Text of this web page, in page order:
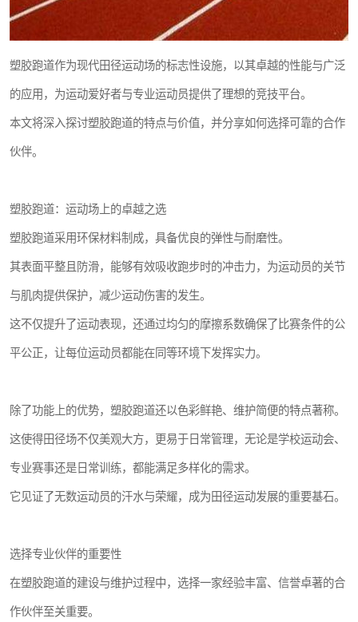
塑胶跑道作为现代田径运动场的标志性设施，以其卓越的性能与广泛
的应用，为运动爱好者与专业运动员提供了理想的竞技平台。
本文将深入探讨塑胶跑道的特点与价值，并分享如何选择可靠的合作
伙伴。
塑胶跑道：运动场上的卓越之选
塑胶跑道采用环保材料制成，具备优良的弹性与耐磨性。
其表面平整且防滑，能够有效吸收跑步时的冲击力，为运动员的关节
与肌肉提供保护，减少运动伤害的发生。
这不仅提升了运动表现，还通过均匀的摩擦系数确保了比赛条件的公
平公正，让每位运动员都能在同等环境下发挥实力。
除了功能上的优势，塑胶跑道还以色彩鲜艳、维护简便的特点著称。
这使得田径场不仅美观大方，更易于日常管理，无论是学校运动会、
专业赛事还是日常训练，都能满足多样化的需求。
它见证了无数运动员的汗水与荣耀，成为田径运动发展的重要基石。
选择专业伙伴的重要性
在塑胶跑道的建设与维护过程中，选择一家经验丰富、信誉卓著的合
作伙伴至关重要。